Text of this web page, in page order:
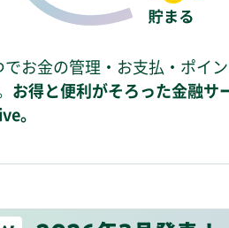
でお金の管理・お支払・ポイ
お得と便利がそろった金融サ
。